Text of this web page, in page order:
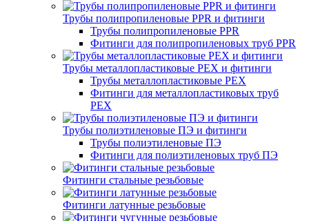
Трубы полипропиленовые PPR и фитинги
Трубы полипропиленовые PPR
Фитинги для полипропиленовых труб PPR
Трубы металлопластиковые PEX и фитинги
Трубы металлопластиковые PEX
Фитинги для металлопластиковых труб
PEX
Трубы полиэтиленовые ПЭ и фитинги
Трубы полиэтиленовые ПЭ
Фитинги для полиэтиленовых труб ПЭ
Фитинги стальные резьбовые
Фитинги латунные резьбовые